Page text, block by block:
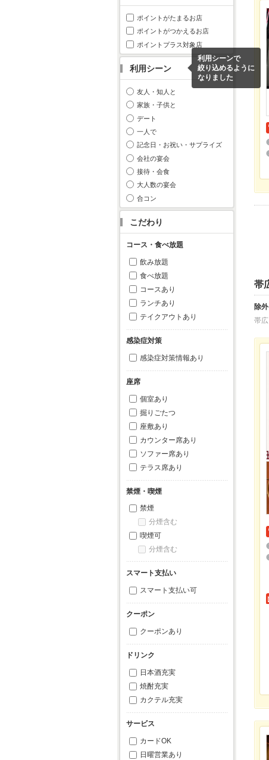
ポイントがたまるお店
ポイントがつかえるお店
ポイントプラス対象店
利用シーン
利用シーンで
絞り込めるように
なりました
友人・知人と
家族・子供と
デート
一人で
記念日・お祝い・サプライズ
会社の宴会
接待・会食
大人数の宴会
合コン
こだわり
コース・食べ放題
飲み放題
食べ放題
コースあり
ランチあり
テイクアウトあり
感染症対策
感染症対策情報あり
座席
個室あり
掘りごたつ
座敷あり
カウンター席あり
ソファー席あり
テラス席あり
禁煙・喫煙
禁煙
分煙含む
喫煙可
分煙含む
スマート支払い
スマート支払い可
クーポン
クーポンあり
ドリンク
日本酒充実
焼酎充実
カクテル充実
サービス
カードOK
日曜営業あり
帯
除
帯